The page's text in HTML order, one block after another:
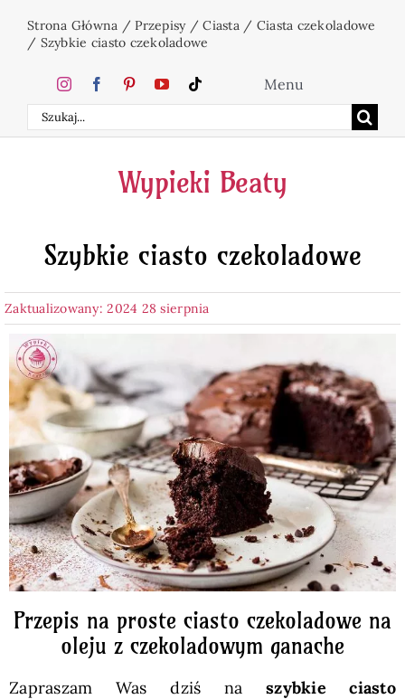
zawartości
Strona Główna /Przepisy/Ciasta/ Ciasta czekoladowe
/ Szybkie ciasto czekoladowe
Szukaj
Menu
Home
Ciasta
Desery
Napoje
Pieczywo
Przetwory
Posiłki
Zdrowo i fit
Wypieki Beaty
Szybkie ciasto czekoladowe
Zaktualizowany: 2024 28 sierpnia
Przepis na proste ciasto czekoladowe na
oleju z czekoladowym ganache
Zapraszam Was dziś na szybkie ciasto